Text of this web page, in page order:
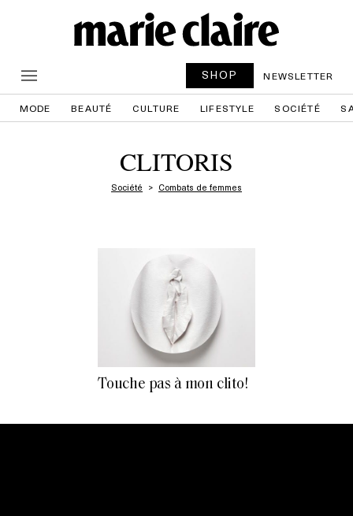
SHOP NEWSLETTER
MODE BEAUTÉ CULTURE LIFESTYLE SOCIÉTÉ
CLITORIS
Société Combats de femmes
Touche pas à mon clito!